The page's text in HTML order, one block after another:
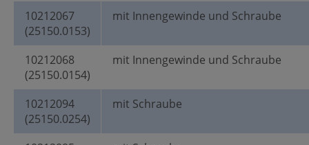
10212067
(25150.0153)
mit Innengewinde und Schraube
10212068
(25150.0154)
mit Innengewinde und Schraube
10212094
(25150.0254)
mit Schraube